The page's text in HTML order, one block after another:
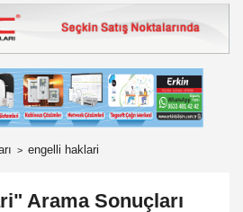
engelli haklari
Arama Sonuçları